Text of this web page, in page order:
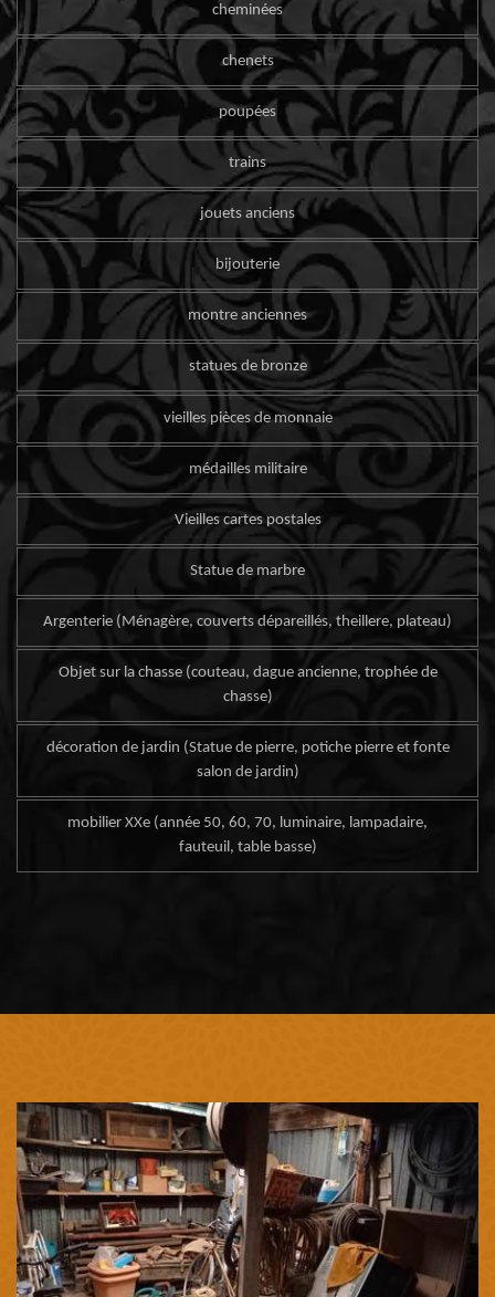
cheminées
chenets
poupées
trains
jouets anciens
bijouterie
montre anciennes
statues de bronze
vieilles pièces de monnaie
médailles militaire
Vieilles cartes postales
Statue de marbre
Argenterie (Ménagère, couverts dépareillés, theillere, plateau)
Objet sur la chasse (couteau, dague ancienne, trophée de
chasse)
décoration de jardin (Statue de pierre, potiche pierre et fonte
salon de jardin)
mobilier XXe (année 50, 60, 70, luminaire, lampadaire,
fauteuil, table basse)